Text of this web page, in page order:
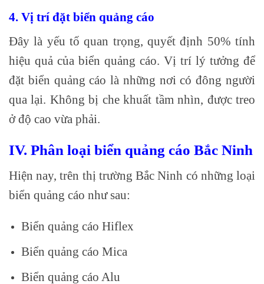
4. Vị trí đặt biển quảng cáo
Đây là yếu tố quan trọng, quyết định 50% tính
hiệu quả của biển quảng cáo. Vị trí lý tưởng để
đặt biển quảng cáo là những nơi có đông người
qua lại. Không bị che khuất tầm nhìn, được treo
ở độ cao vừa phải.
IV. Phân loại biển quảng cáo Bắc Ninh
Hiện nay, trên thị trường Bắc Ninh có những loại
biển quảng cáo như sau:
Biển quảng cáo Hiflex
Biển quảng cáo Mica
Biển quảng cáo Alu